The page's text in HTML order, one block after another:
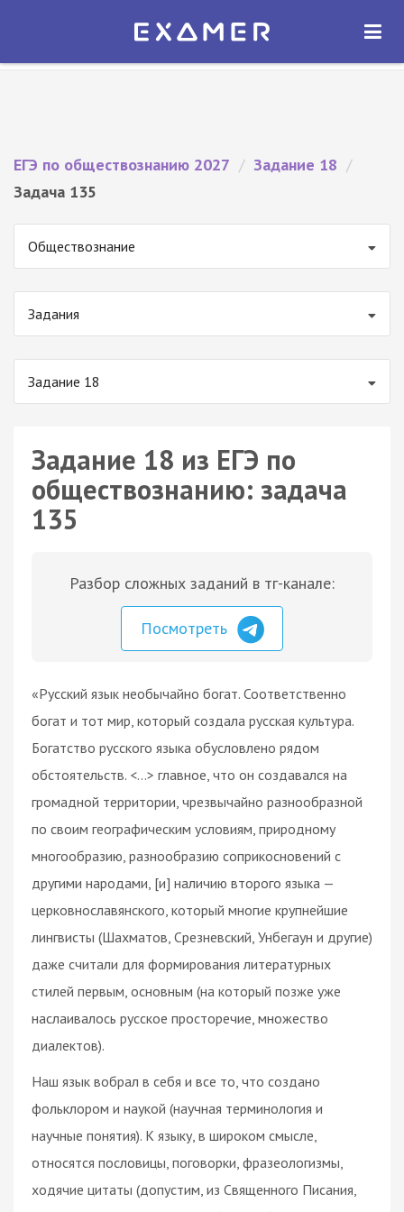
Экзамер — ЕГЭ 2027
ОТКРЫТЬ
ЕГЭ по обществознанию 2027 / Задание 18 /
Задача 135
Обществознание
Задания
Задание 18
Задание 18 из ЕГЭ по
обществознанию: задача
135
Разбор сложных заданий в тг-канале:
Посмотреть
«Русский язык необычайно богат. Соответственно
богат и тот мир, который создала русская культура.
Богатство русского языка обусловлено рядом
обстоятельств. <…> главное, что он создавался на
громадной территории, чрезвычайно разнообразной
по своим географическим условиям, природному
многообразию, разнообразию соприкосновений с
другими народами, [и] наличию второго языка —
церковнославянского, который многие крупнейшие
лингвисты (Шахматов, Срезневский, Унбегаун и другие)
даже считали для формирования литературных
стилей первым, основным (на который позже уже
наслаивалось русское просторечие, множество
диалектов).
Наш язык вобрал в себя и все то, что создано
фольклором и наукой (научная терминология и
научные понятия). К языку, в широком смысле,
относятся пословицы, поговорки, фразеологизмы,
ходячие цитаты (допустим, из Священного Писания,